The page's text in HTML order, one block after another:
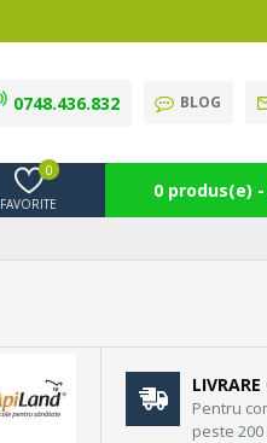
0748.436.832 BLOG
FAVORITE
0
0 produs(e) -
Pentru
peste 200